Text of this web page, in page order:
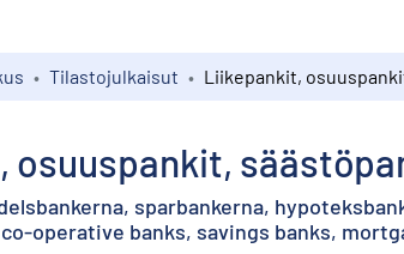
Tilastojulkaisut
osuuspankit,
sparbankerna,
operative banks, savings banks,